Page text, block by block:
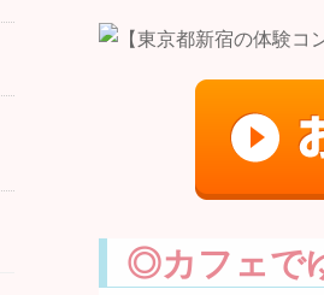
◎カフェで